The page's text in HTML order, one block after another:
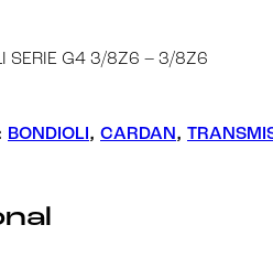
SERIE G4 3/8Z6 – 3/8Z6
BONDIOLI, CARDAN,